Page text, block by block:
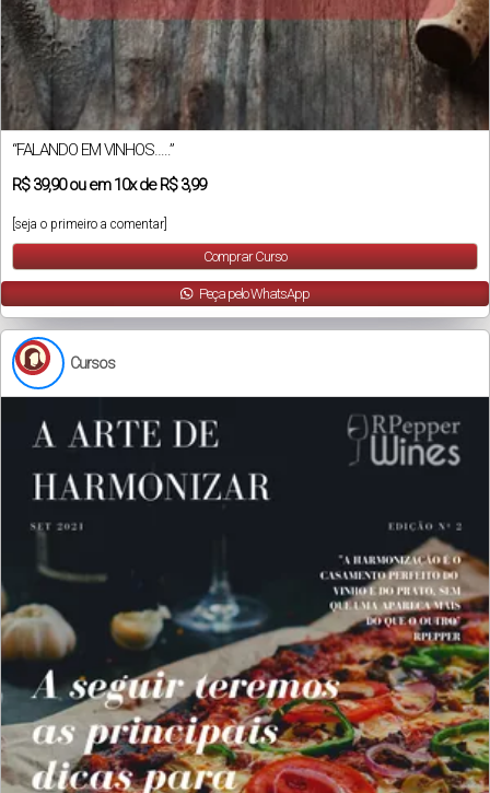
“FALANDO EM VINHOS…..”
R$39,90ou em10xdeR$ 3,99
[seja o primeiro a comentar]
Comprar Curso
Peça pelo WhatsApp
Cursos